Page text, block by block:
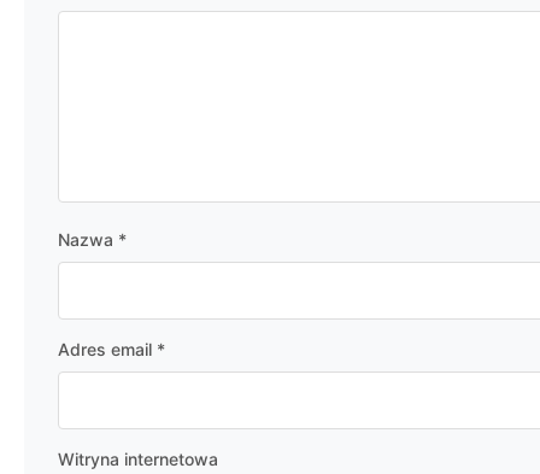
Nazwa *
Adres email *
Witryna internetowa